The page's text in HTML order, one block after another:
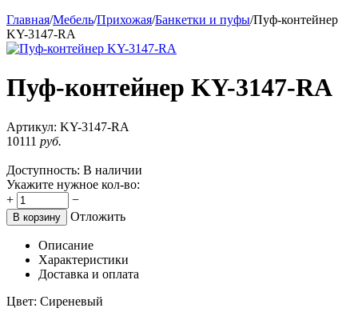
Главная/Мебель/Прихожая/Банкетки и пуфы/Пуф-контейнер
KY-3147-RA
Пуф-контейнер KY-3147-RA
Артикул: KY-3147-RA
10111 руб.
Доступность: В наличии
Укажите нужное кол-во:
+
−
В корзину Отложить
Описание
Характеристики
Доставка и оплата
Цвет: Сиреневый